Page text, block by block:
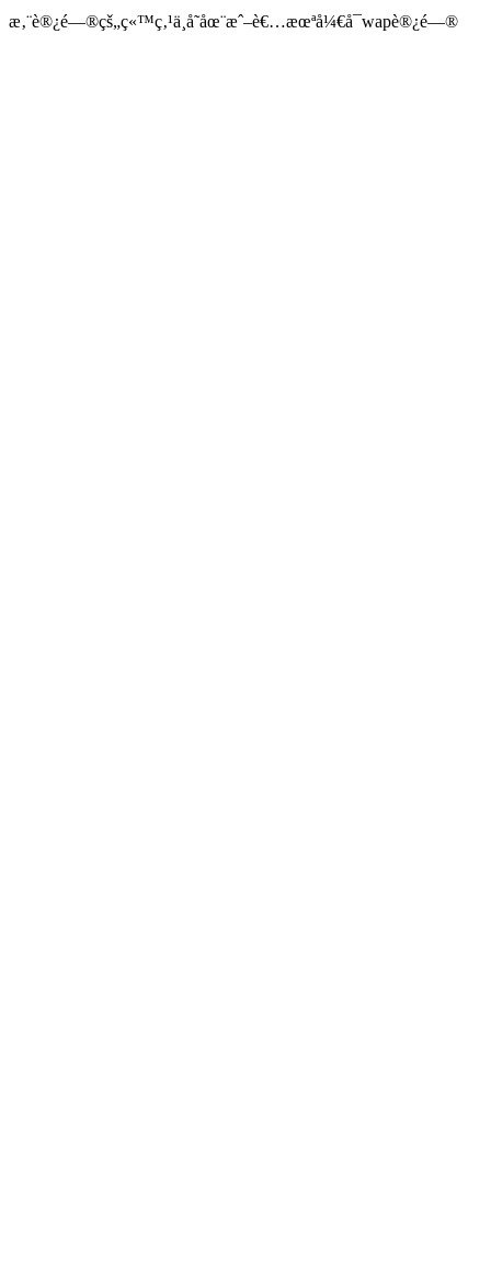
æ‚¨è®¿é—®çš„ç«™ç‚¹ä¸å­˜åœ¨æˆ–è€…æœªå¼€å¯wapè®¿é—®